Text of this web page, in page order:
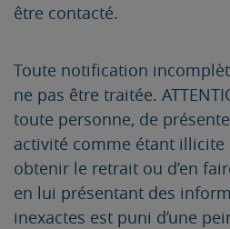
être contacté.
Toute notification
ne pas être traitée.
toute personne, de
activité comme étant illicite
obtenir le retrait ou d’en
en lui présentant des
inexactes est puni d’une